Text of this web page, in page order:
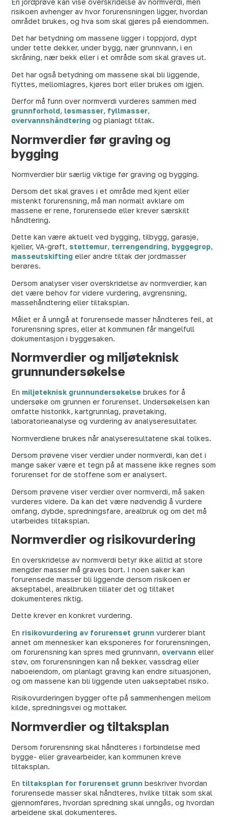
En jordprøve kan vise overskridelse av normverdi, men
risikoen avhenger av hvor forurensningen ligger, hvordan
området brukes, og hva som skal gjøres på eiendommen.
Det har betydning om massene ligger i toppjord, dypt
under tette dekker, under bygg, nær grunnvann, i en
skråning, nær bekk eller i et område som skal graves ut.
Det har også betydning om massene skal bli liggende,
flyttes, mellomlagres, kjøres bort eller brukes om igjen.
Derfor må funn over normverdi vurderes sammen med
grunnforhold, løsmasser, fyllmasser,
overvannshåndtering og planlagt tiltak.
Normverdier før graving og
bygging
Normverdier blir særlig viktige før graving og bygging.
Dersom det skal graves i et område med kjent eller
mistenkt forurensning, må man normalt avklare om
massene er rene, forurensede eller krever særskilt
håndtering.
Dette kan være aktuelt ved bygging, tilbygg, garasje,
kjeller, VA-grøft, støttemur, terrengendring, byggegrop,
masseutskifting eller andre tiltak der jordmasser
berøres.
Dersom analyser viser overskridelse av normverdier, kan
det være behov for videre vurdering, avgrensning,
massehåndtering eller tiltaksplan.
Målet er å unngå at forurensede masser håndteres feil, at
forurensning spres, eller at kommunen får mangelfull
dokumentasjon i byggesaken.
Normverdier og miljøteknisk
grunnundersøkelse
En miljøteknisk grunnundersøkelse brukes for å
undersøke om grunnen er forurenset. Undersøkelsen kan
omfatte historikk, kartgrunnlag, prøvetaking,
laboratorieanalyse og vurdering av analyseresultater.
Normverdiene brukes når analyseresultatene skal tolkes.
Dersom prøvene viser verdier under normverdi, kan det i
mange saker være et tegn på at massene ikke regnes som
forurenset for de stoffene som er analysert.
Dersom prøvene viser verdier over normverdi, må saken
vurderes videre. Da kan det være nødvendig å vurdere
omfang, dybde, spredningsfare, arealbruk og om det må
utarbeides tiltaksplan.
Normverdier og risikovurdering
En overskridelse av normverdi betyr ikke alltid at store
mengder masser må graves bort. I noen saker kan
forurensede masser bli liggende dersom risikoen er
akseptabel, arealbruken tillater det og tiltaket
dokumenteres riktig.
Dette krever en konkret vurdering.
En risikovurdering av forurenset grunn vurderer blant
annet om mennesker kan eksponeres for forurensningen,
om forurensning kan spres med grunnvann, overvann eller
støv, om forurensningen kan nå bekker, vassdrag eller
naboeiendom, om planlagt graving kan endre situasjonen,
og om massene kan bli liggende uten uakseptabel risiko.
Risikovurderingen bygger ofte på sammenhengen mellom
kilde, spredningsvei og mottaker.
Normverdier og tiltaksplan
Dersom forurensning skal håndteres i forbindelse med
bygge- eller gravearbeider, kan kommunen kreve
tiltaksplan.
En tiltaksplan for forurenset grunn beskriver hvordan
forurensede masser skal håndteres, hvilke tiltak som skal
gjennomføres, hvordan spredning skal unngås, og hvordan
arbeidene skal dokumenteres.